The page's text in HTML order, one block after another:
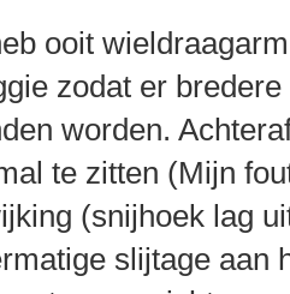
ooit
zodat er
worden.
te zitten (Mijn
(snijhoek lag
slijtage aan